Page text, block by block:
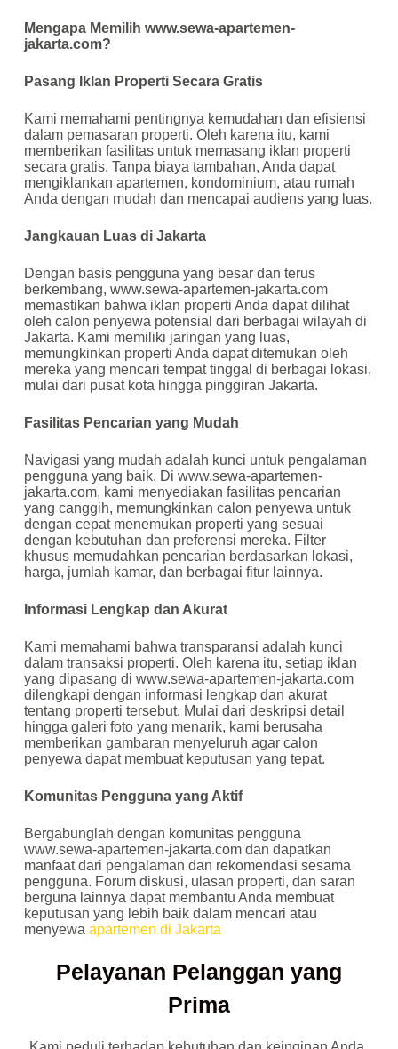
Mengapa Memilih www.sewa-apartemen-
jakarta.com?
Pasang Iklan Properti Secara Gratis
Kami memahami pentingnya kemudahan dan efisiensi
dalam pemasaran properti. Oleh karena itu, kami
memberikan fasilitas untuk memasang iklan properti
secara gratis. Tanpa biaya tambahan, Anda dapat
mengiklankan apartemen, kondominium, atau rumah
Anda dengan mudah dan mencapai audiens yang luas.
Jangkauan Luas di Jakarta
Dengan basis pengguna yang besar dan terus
berkembang, www.sewa-apartemen-jakarta.com
memastikan bahwa iklan properti Anda dapat dilihat
oleh calon penyewa potensial dari berbagai wilayah di
Jakarta. Kami memiliki jaringan yang luas,
memungkinkan properti Anda dapat ditemukan oleh
mereka yang mencari tempat tinggal di berbagai lokasi,
mulai dari pusat kota hingga pinggiran Jakarta.
Fasilitas Pencarian yang Mudah
Navigasi yang mudah adalah kunci untuk pengalaman
pengguna yang baik. Di www.sewa-apartemen-
jakarta.com, kami menyediakan fasilitas pencarian
yang canggih, memungkinkan calon penyewa untuk
dengan cepat menemukan properti yang sesuai
dengan kebutuhan dan preferensi mereka. Filter
khusus memudahkan pencarian berdasarkan lokasi,
harga, jumlah kamar, dan berbagai fitur lainnya.
Informasi Lengkap dan Akurat
Kami memahami bahwa transparansi adalah kunci
dalam transaksi properti. Oleh karena itu, setiap iklan
yang dipasang di www.sewa-apartemen-jakarta.com
dilengkapi dengan informasi lengkap dan akurat
tentang properti tersebut. Mulai dari deskripsi detail
hingga galeri foto yang menarik, kami berusaha
memberikan gambaran menyeluruh agar calon
penyewa dapat membuat keputusan yang tepat.
Komunitas Pengguna yang Aktif
Bergabunglah dengan komunitas pengguna
www.sewa-apartemen-jakarta.com dan dapatkan
manfaat dari pengalaman dan rekomendasi sesama
pengguna. Forum diskusi, ulasan properti, dan saran
berguna lainnya dapat membantu Anda membuat
keputusan yang lebih baik dalam mencari atau
menyewa apartemen di Jakarta
Pelayanan Pelanggan yang
Prima